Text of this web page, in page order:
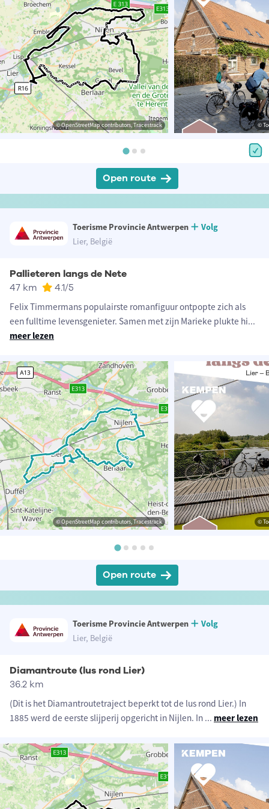
© OpenStreetMap contributors, Tracestrack ©
Open route
Toerisme Provincie Antwerpen
Volg
Lier, België
Pallieteren langs de Nete
47 km 4.1/5
Felix Timmermans populairste romanfiguur ontpopte zich als
een fulltime levensgenieter. Samen met zijn Marieke plukte hi...
meer lezen
© OpenStreetMap contributors, Tracestrack ©
Open route
Toerisme Provincie Antwerpen
Volg
Lier, België
Diamantroute (lus rond Lier)
36.2 km
(Dit is het Diamantroutetraject beperkt tot de lus rond Lier.) In
1885 werd de eerste slijperij opgericht in Nijlen. In ... meer lezen